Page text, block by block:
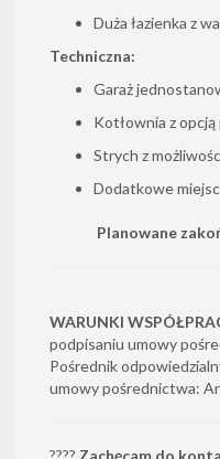
Duża łazienka z
Techniczna:
Garaż
Kotłownia z opcją
Strych z
Dodatkowe
Planowane
WARUNKI
podpisaniu umowy
Pośrednik
umowy pośrednictwa:
???? Zachęcam do